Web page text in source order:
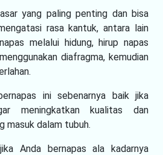
yang paling penting dan bisa
rasa kantuk, antara lain
melalui hidung, hirup napas
diafragma, kemudian
ini sebenarnya baik jika
meningkatkan kualitas dan
masuk dalam tubuh.
Anda bernapas ala kadarnya